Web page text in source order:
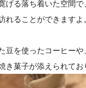
げる落ち着いた空間
ることができますよ。
豆を使ったコーヒー
き菓子が添えられて